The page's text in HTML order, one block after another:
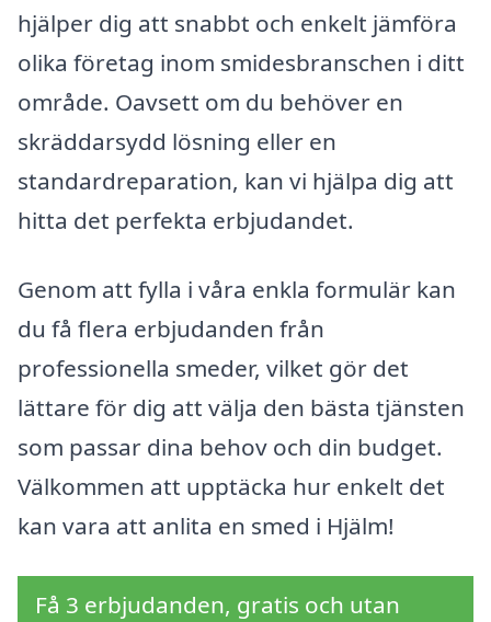
hjälper dig att snabbt och enkelt jämföra
olika företag inom smidesbranschen i ditt
område. Oavsett om du behöver en
skräddarsydd lösning eller en
standardreparation, kan vi hjälpa dig att
hitta det perfekta erbjudandet.
Genom att fylla i våra enkla formulär kan
du få flera erbjudanden från
professionella smeder, vilket gör det
lättare för dig att välja den bästa tjänsten
som passar dina behov och din budget.
Välkommen att upptäcka hur enkelt det
kan vara att anlita en smed i Hjälm!
Få 3 erbjudanden, gratis och utan